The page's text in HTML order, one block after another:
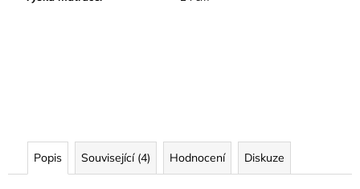
Popis Související (4) Hodnocení Diskuze